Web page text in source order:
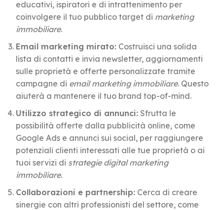
educativi, ispiratori e di intrattenimento per
coinvolgere il tuo pubblico target di marketing
immobiliare.
Email marketing mirato: Costruisci una solida
lista di contatti e invia newsletter, aggiornamenti
sulle proprietà e offerte personalizzate tramite
campagne di email marketing immobiliare. Questo
aiuterà a mantenere il tuo brand top-of-mind.
Utilizzo strategico di annunci: Sfrutta le
possibilità offerte dalla pubblicità online, come
Google Ads e annunci sui social, per raggiungere
potenziali clienti interessati alle tue proprietà o ai
tuoi servizi di strategie digital marketing
immobiliare.
Collaborazioni e partnership: Cerca di creare
sinergie con altri professionisti del settore, come